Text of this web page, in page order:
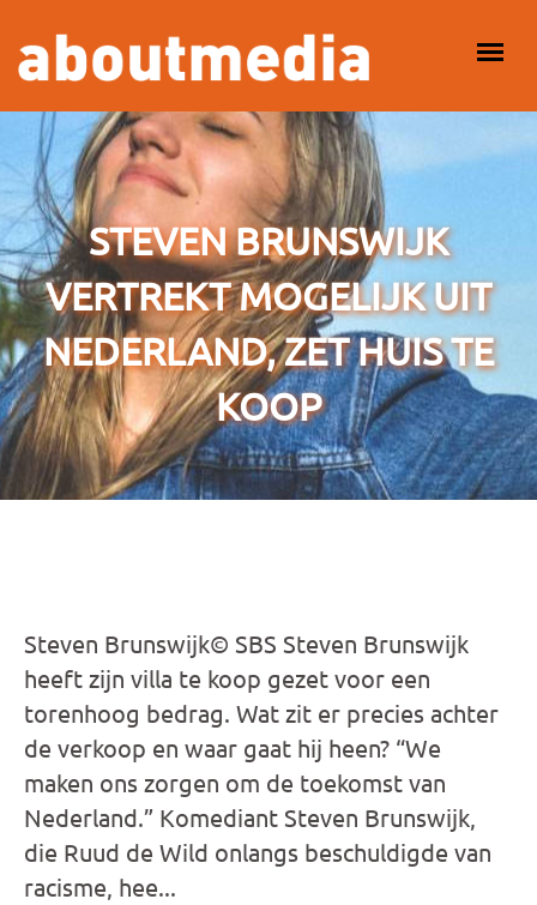
HOOFDMENU
STEVEN BRUNSWIJK
VERTREKT MOGELIJK UIT
NEDERLAND, ZET HUIS TE
KOOP
Steven Brunswijk© SBS Steven Brunswijk
heeft zijn villa te koop gezet voor een
torenhoog bedrag. Wat zit er precies achter
de verkoop en waar gaat hij heen? “We
maken ons zorgen om de toekomst van
Nederland.” Komediant Steven Brunswijk,
die Ruud de Wild onlangs beschuldigde van
racisme, hee...